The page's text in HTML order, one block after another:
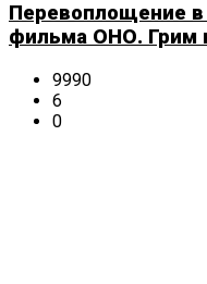
Перевоплощение в
фильма ОНО. Грим
9990
6
0